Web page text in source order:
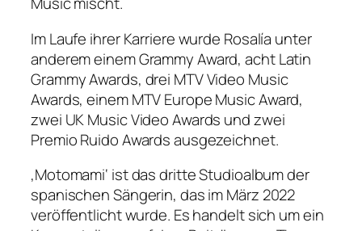
Im Laufe ihrer Karriere wurde Rosalía unter
anderem einem Grammy Award, acht Latin
Grammy Awards, drei MTV Video Music
Awards, einem MTV Europe Music Award,
zwei UK Music Video Awards und zwei
Premio Ruido Awards ausgezeichnet.
‚Motomami‘ ist das dritte Studioalbum der
spanischen Sängerin, das im März 2022
veröffentlicht wurde. Es handelt sich um ein